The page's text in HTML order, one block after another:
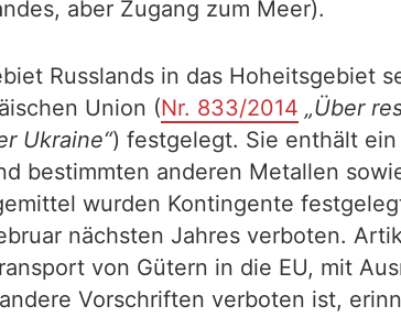
aber Zugang zum Meer).
Russlands in das Hoheitsgebiet
Union (Nr. 833/2014 „Über
Ukraine“) festgelegt. Sie enthält
bestimmten anderen Metallen
wurden Kontingente
nächsten Jahres verboten.
von Gütern in die EU, mit
Vorschriften verboten ist,